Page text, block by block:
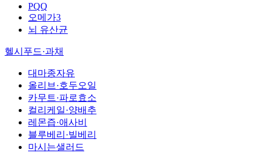
PQQ
오메가3
뇌 유산균
헬시푸드·과채
대마종자유
올리브·호두오일
카무트·파로효소
컬리케일·양배추
레몬즙·애사비
블루베리·빌베리
마시는샐러드